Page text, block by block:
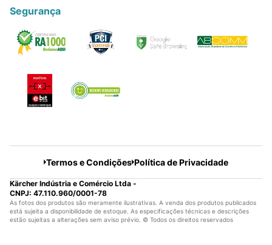
Segurança
Termos e Condições Política de Privacidade
Kärcher Indústria e Comércio Ltda -
CNPJ: 47.110.960/0001-78
As fotos dos produtos são meramente ilustrativas. A venda dos produtos publicados
está sujeita a disponibilidade de estoque. As especificações técnicas e descrições
estão sujeitas a alterações sem aviso prévio. © Todos os direitos reservados